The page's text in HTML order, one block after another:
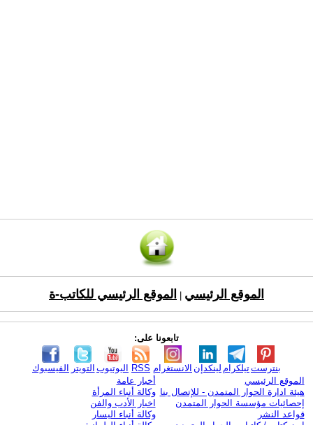
الموقع الرئيسي الموقع الرئيسي للكاتب-ة
تابعونا على:
الفيسبوك التويتر اليوتيوب RSS الانستغرام لينكدإن تيلكرامبنترست
الموقع الرئيسي
هيئة ادارة الحوار المتمدن - للإتصال بنا
إحصائيات مؤسسة الحوار المتمدن
قواعد النشر
أخبار عامة
وكالة أنباء المرأة
اخبار الأدب والفن
وكالة أنباء اليسار